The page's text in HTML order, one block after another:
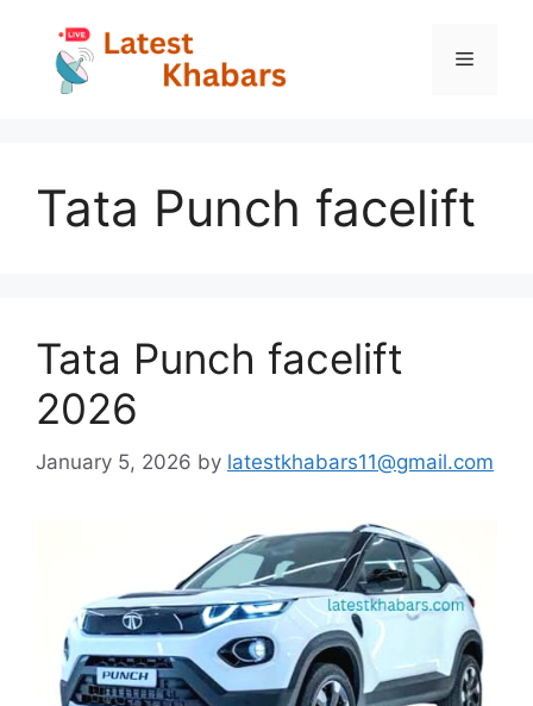
content
Menu
Tata Punch facelift
Tata Punch facelift
2026
January 5, 2026 by latestkhabars11@gmail.com